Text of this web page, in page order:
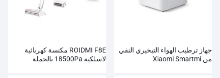
جهاز ترطيب الهواء التبخيري النقي
من Xiaomi Smartmi
ROIDMI F8E مكنسة كهربائية
لاسلكية 18500Pa بالجملة